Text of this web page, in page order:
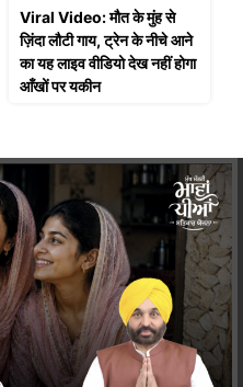
Viral Video: मौत के मुंह से
ज़िंदा लौटी गाय, ट्रेन के नीचे आने
का यह लाइव वीडियो देख नहीं होगा
आँखों पर यकीन